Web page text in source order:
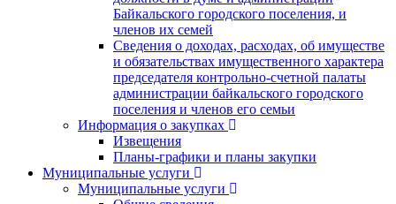
Байкальского городского поселения, и
членов их семей
Сведения о доходах, расходах, об имуществе
и обязательствах имущественного характера
председателя контрольно-счетной палаты
администрации байкальского городского
поселения и членов его семьи
Информация о закупках
Извещения
Планы-графики и планы закупки
Муниципальные услуги
Муниципальные услуги